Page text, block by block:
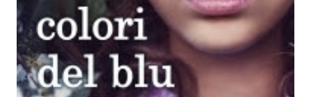
la ce avesse deciso di pubblicare la trilogia in un unico libro,
probabilmente lo avrei apprezzato molto di più. Red è
molto introduttivo, nel senso che in trecento pagine non
succede un bel niente. E non ha nemmeno un finale ._.
finisce esattamente nel bel mezzo della storia (anzi, quale